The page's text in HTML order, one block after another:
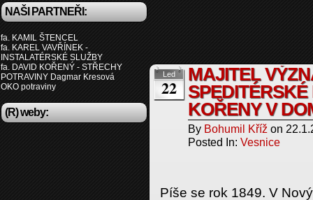
NAŠI PARTNEŘI:
fa. KAMIL ŠTENCEL
fa. KAREL VAVŘÍNEK -
INSTALATÉRSKÉ SLUŽBY
fa. DAVID KOŘENÝ - STŘECHY
POTRAVINY Dagmar Kresová
OKO potraviny
(R) weby:
Led
22
MAJITEL
SPEDITÉRSKÉ
KOŘENY V
By Bohumil Kříž on
Posted In: Vesnice
Píše se rok 1849. V